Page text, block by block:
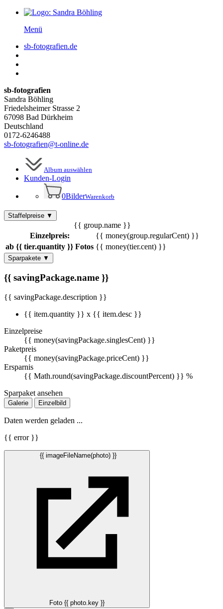
Menü
sb-fotografien.de
sb-fotografien
Sandra Böhling
Friedelsheimer Strasse 2
67098 Bad Dürkheim
Deutschland
0172-6246488
sb-fotografien@t-online.de
Album auswählen
Kunden-Login
0BilderWarenkorb
Staffelpreise ▼
{{ group.name }}
Einzelpreis:
{{ money(group.regularCent) }}
ab {{ tier.quantity }} Fotos {{ money(tier.cent) }}
Sparpakete ▼
{{ savingPackage.name }}
{{ savingPackage.description }}
{{ item.quantity }} x {{ item.desc }}
Einzelpreise
{{ money(savingPackage.singlesCent) }}
Paketpreis
{{ money(savingPackage.priceCent) }}
Ersparnis
{{ Math.round(savingPackage.discountPercent) }} %
Sparpaket ansehen
Galerie Einzelbild
Daten werden geladen ...
{{ error }}
{{ imageFileName(photo) }}
Foto {{ photo.key }}